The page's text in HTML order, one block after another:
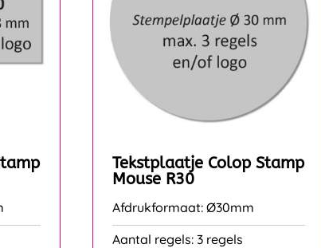
Tekstplaatje Colop Stamp
Mouse R30
Afdrukformaat: Ø30mm
Aantal regels: 3 regels